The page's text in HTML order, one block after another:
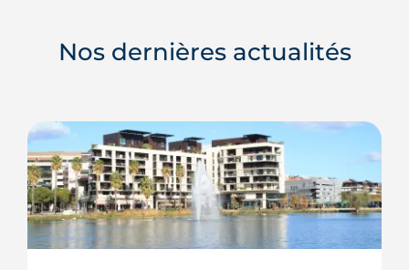
Nos dernières actualités